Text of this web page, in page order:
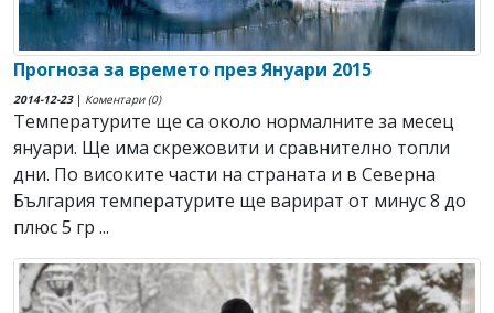
Прогноза за времето през Януари 2015
2014-12-23| Коментари (0)
Температурите ще са около нормалните за месец
януари. Ще има скрежовити и сравнително топли
дни. По високите части на страната и в Северна
България температурите ще варират от минус 8 до
плюс 5 гр ...